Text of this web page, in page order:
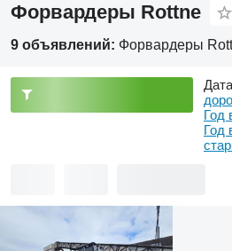
Форвардеры Rottne
9 объявлений: Форвардеры
Год
Год